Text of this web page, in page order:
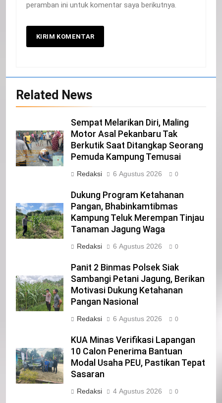
peramban ini untuk komentar saya berikutnya.
Related News
Sempat Melarikan Diri, Maling
Motor Asal Pekanbaru Tak
Berkutik Saat Ditangkap Seorang
Pemuda Kampung Temusai
Redaksi 6 Agustus 2026 0
Dukung Program Ketahanan
Pangan, Bhabinkamtibmas
Kampung Teluk Merempan Tinjau
Tanaman Jagung Waga
Redaksi 6 Agustus 2026 0
Panit 2 Binmas Polsek Siak
Sambangi Petani Jagung, Berikan
Motivasi Dukung Ketahanan
Pangan Nasional
Redaksi 6 Agustus 2026 0
KUA Minas Verifikasi Lapangan
10 Calon Penerima Bantuan
Modal Usaha PEU, Pastikan Tepat
Sasaran
Redaksi 4 Agustus 2026 0
Selamat Hari Kebangkitan Nasional
IKLAN
21
Iklan Pemerintah Kabupaten Siak
22
NORMAN SILITONGA CALEG DPRD
PROVINSI DKI JAKARTA
23
NURGARAHA HARPAL NOVTEN, SH
CALON ANGGOTA DPRD PROVINSI
DKI JAKARTA
IKLAN
1
Pimpinan Beserta Anggota DPRD
Kabupaten Siak Mengucapkan
IKLAN